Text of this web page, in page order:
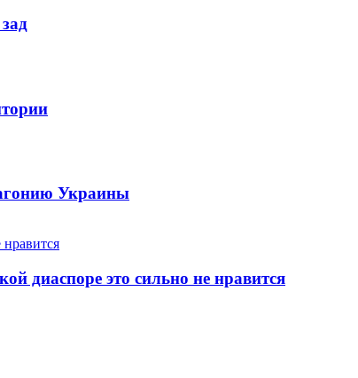
Украины
диаспоре это сильно не нравится